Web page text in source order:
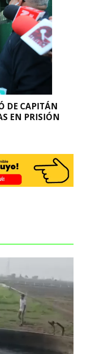
DE CAPITÁN
EN PRISIÓN